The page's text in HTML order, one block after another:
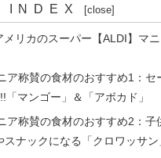
INDEX
メリカのスーパー【ALDI】マ
ア称賛の食材のおすすめ1：セ
「マンゴー」＆「アボカド」
ア称賛の食材のおすすめ2：子
スナックになる「クロワッサン